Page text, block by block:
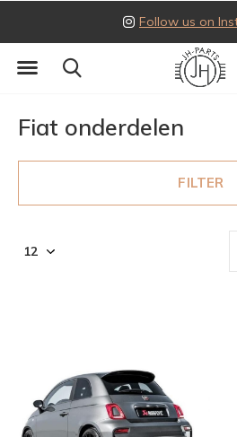
Follow us on
Fiat onderdelen
FILTER